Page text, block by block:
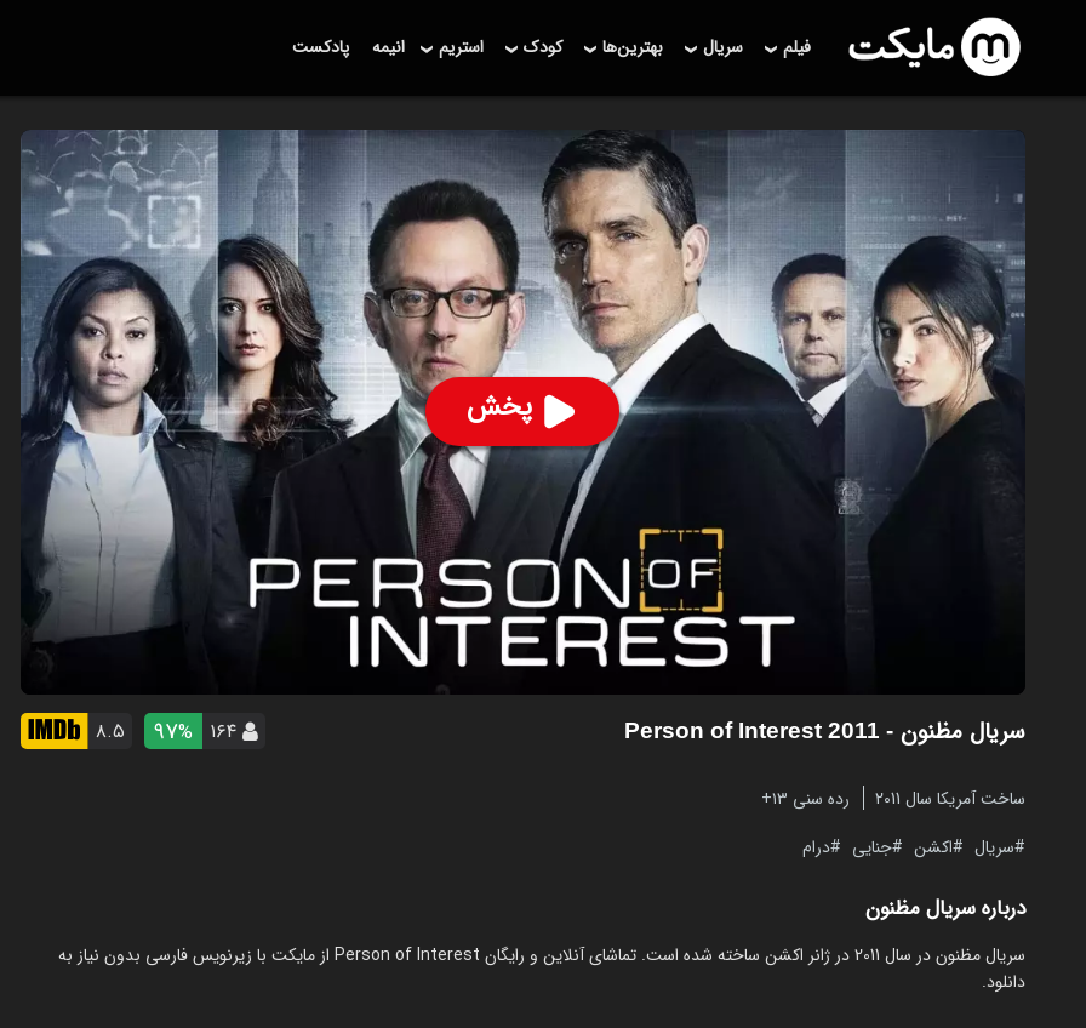
فیلم سریال بهترین‌ها کودک استریم انیمه پادکست
پخش
سریال مظنون - Person of Interest 2011 ۱۶۴ 97% ۸.۵
ساخت آمریکا سال 2011
رده سنی ۱۳+
سریال
اکشن جنایی درام
درباره سریال مظنون
سریال مظنون در سال 2011 در ژانر اکشن ساخته شده است. تماشای آنلاین و رایگان Person of Interest از مایکت با زیرنویس فارسی بدون نیاز به
دانلود.